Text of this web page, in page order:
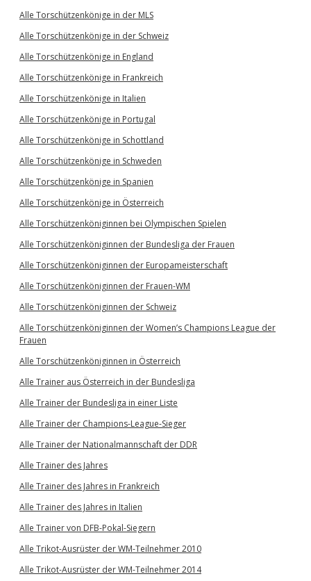
Alle Torschützenkönige in der MLS
Alle Torschützenkönige in der Schweiz
Alle Torschützenkönige in England
Alle Torschützenkönige in Frankreich
Alle Torschützenkönige in Italien
Alle Torschützenkönige in Portugal
Alle Torschützenkönige in Schottland
Alle Torschützenkönige in Schweden
Alle Torschützenkönige in Spanien
Alle Torschützenkönige in Österreich
Alle Torschützenköniginnen bei Olympischen Spielen
Alle Torschützenköniginnen der Bundesliga der Frauen
Alle Torschützenköniginnen der Europameisterschaft
Alle Torschützenköniginnen der Frauen-WM
Alle Torschützenköniginnen der Schweiz
Alle Torschützenköniginnen der Women’s Champions League der
Frauen
Alle Torschützenköniginnen in Österreich
Alle Trainer aus Österreich in der Bundesliga
Alle Trainer der Bundesliga in einer Liste
Alle Trainer der Champions-League-Sieger
Alle Trainer der Nationalmannschaft der DDR
Alle Trainer des Jahres
Alle Trainer des Jahres in Frankreich
Alle Trainer des Jahres in Italien
Alle Trainer von DFB-Pokal-Siegern
Alle Trikot-Ausrüster der WM-Teilnehmer 2010
Alle Trikot-Ausrüster der WM-Teilnehmer 2014